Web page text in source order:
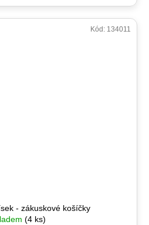
- zákuskové košíčky
(4 ks)
Kód: 134011